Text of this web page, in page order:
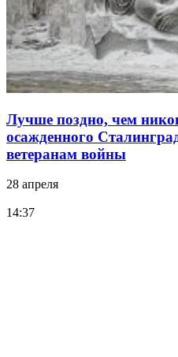
Лучше поздно, чем
осажденного
ветеранам войны
28 апреля
14:37